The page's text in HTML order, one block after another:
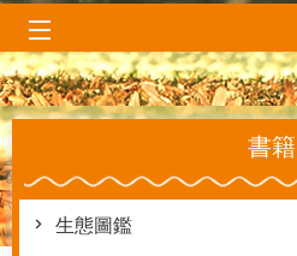
:::
書籍
生態圖鑑